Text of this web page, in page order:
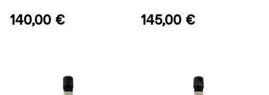
140,00 € 145,00 €